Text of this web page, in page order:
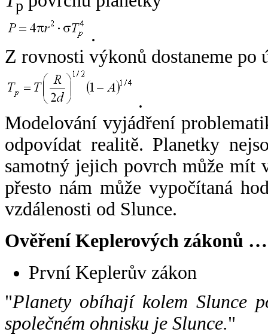
p
.
Z rovnosti výkonů dostaneme po
.
Modelování vyjádření
odpovídat realitě. Planetky
samotný jejich povrch může mít
přesto nám může vypočítaná
vzdálenosti od Slunce.
Ověření Keplerových zákonů …
První Keplerův zákon
"Planety obíhají kolem Slunce
společném ohnisku je Slunce."